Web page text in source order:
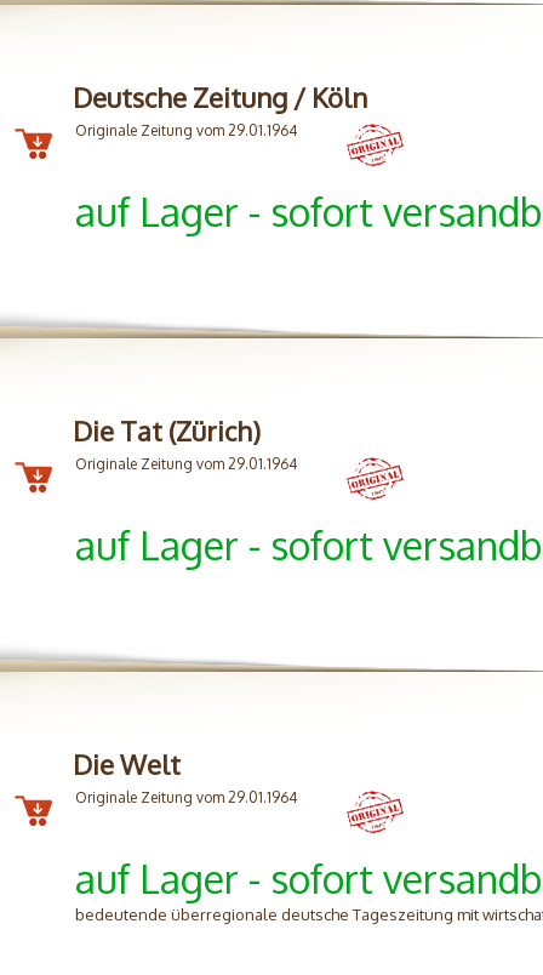
Deutsche Zeitung / Köln
Originale Zeitung vom 29.01.1964
auf Lager - sofort
Die Tat (Zürich)
Originale Zeitung vom 29.01.1964
auf Lager - sofort
Die Welt
Originale Zeitung vom 29.01.1964
auf Lager - sofort
bedeutende überregionale deutsche Tageszeitung mit